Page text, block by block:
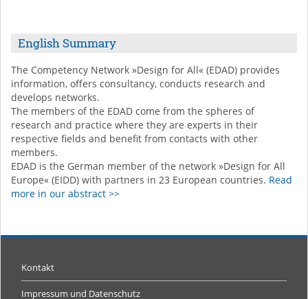
English Summary
The Competency Network »Design for All« (EDAD) provides
information, offers consultancy, conducts research and
develops networks.
The members of the EDAD come from the spheres of
research and practice where they are experts in their
respective fields and benefit from contacts with other
members.
EDAD is the German member of the network »Design for All
Europe« (EIDD) with partners in 23 European countries. Read
more in our abstract >>
Kontakt
Impressum und Datenschutz